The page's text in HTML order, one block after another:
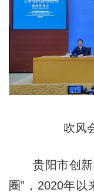
吹风
贵阳市创新
圈”，2020年以